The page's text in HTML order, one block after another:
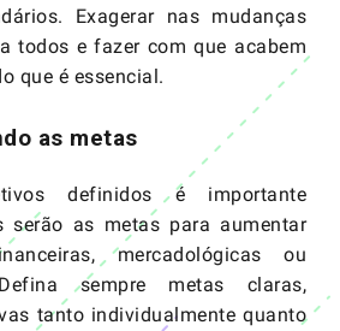
Exagerar nas mudanças
todos e fazer com que acabem
que é essencial.
as metas
definidos é importante
serão as metas para aumentar
mercadológicas ou
sempre metas claras,
tanto individualmente quanto